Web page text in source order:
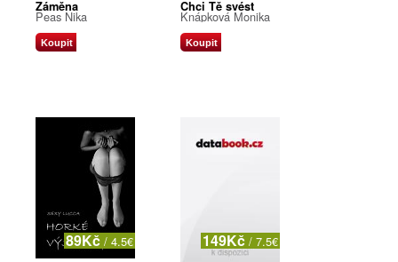
Záměna
Peas Nika
Koupit
Chci Tě svést
Knápková Monika
Koupit
89Kč / 4.5€ 149Kč / 7.5€